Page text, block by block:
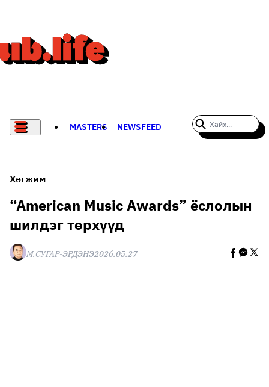
MASTERS NEWSFEED
THE NEW YORK TIMES
НАДАД НЭГ САНАЛ БАЙНА
Хөгжим
“American Music Awards” ёслолын
шилдэг төрхүүд
М.СУГАР-ЭРДЭНЭ2026.05.27